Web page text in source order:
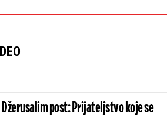
post: Prijateljstvo koje se